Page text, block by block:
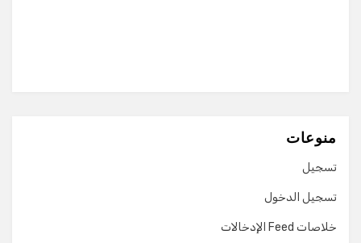
منوعات
تسجيل
تسجيل الدخول
خلاصات Feed الإدخالات